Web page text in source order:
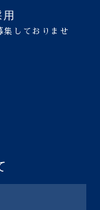
集しておりませ